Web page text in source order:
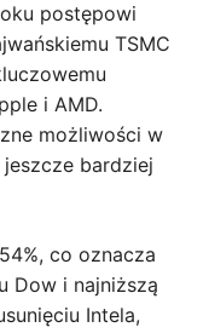
postępowi
TSMC
i AMD.
możliwości w
bardziej
co oznacza
Dow i najniższą
Intela,